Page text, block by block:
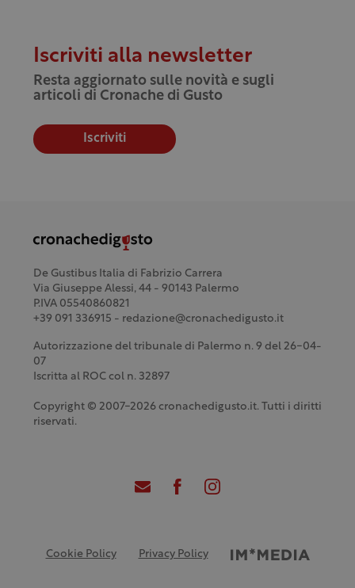
Iscriviti alla newsletter
Resta aggiornato sulle novità e sugli
articoli di Cronache di Gusto
Iscriviti
De Gustibus Italia di Fabrizio Carrera
Via Giuseppe Alessi, 44 - 90143 Palermo
P.IVA 05540860821
+39 091 336915 - redazione@cronachedigusto.it
Autorizzazione del tribunale di Palermo n. 9 del 26-04-
07
Iscritta al ROC col n. 32897
Copyright © 2007-2026 cronachedigusto.it. Tutti i diritti
riservati.
Cookie Policy Privacy Policy Credits